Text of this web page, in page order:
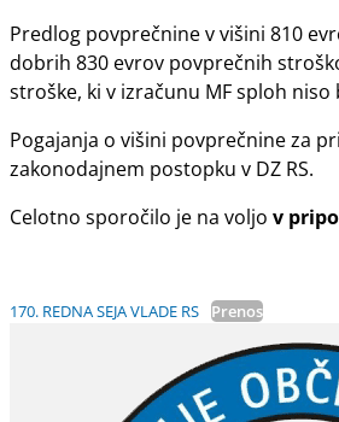
Predlog povprečnine v višini 810
dobrih 830 evrov povprečnih
stroške, ki v izračunu MF sploh
Pogajanja o višini povprečnine za
zakonodajnem postopku v DZ RS.
Celotno sporočilo je na voljo v
170. REDNA SEJA VLADE RS Prenos